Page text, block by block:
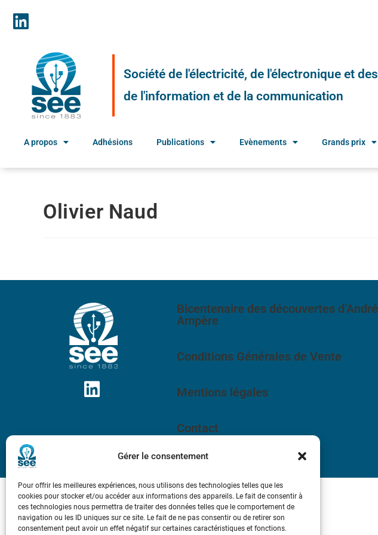
Gérer le consentement
Pour offrir les meilleures expériences, nous utilisons des technologies telles que les
cookies pour stocker et/ou accéder aux informations des appareils. Le fait de consentir à
ces technologies nous permettra de traiter des données telles que le comportement de
navigation ou les ID uniques sur ce site. Le fait de ne pas consentir ou de retirer son
consentement peut avoir un effet négatif sur certaines caractéristiques et fonctions.
Société de l'électricité, de l'électronique et
de l'information et de la communication
A propos Adhésions Publications Evènements Grands prix
Olivier Naud
Bicentenaire des découvertes
Ampère
Conditions Générales de Vente
Mentions légales
Contact